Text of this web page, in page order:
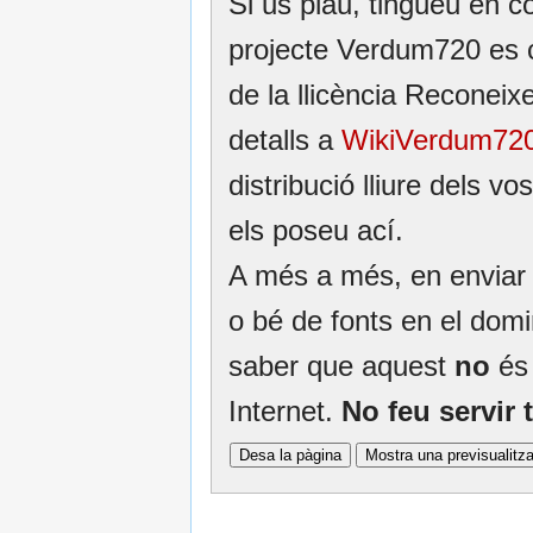
projecte Verdum720
de la llicència
detalls a
distribució lliure dels
els poseu ací.
A més a més, en
o bé de fonts en el
saber que aquest no
Internet. No feu servir